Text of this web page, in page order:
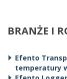
BRANŻE I
Efento
temperatury